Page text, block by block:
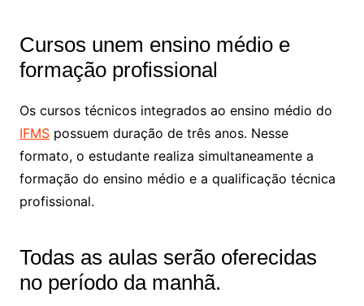
Cursos unem ensino médio e
formação profissional
Os cursos técnicos integrados ao ensino médio do
IFMSpossuem duração de três anos. Nesse
formato, o estudante realiza simultaneamente a
formação do ensino médio e a qualificação técnica
profissional.
Todas as aulas serão oferecidas
no período da manhã.